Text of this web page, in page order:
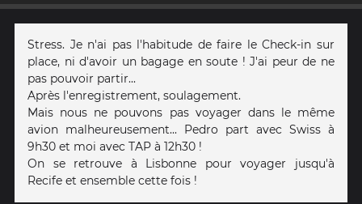
Stress. Je n'ai pas l'habitude de faire le Check-in sur
place, ni d'avoir un bagage en soute ! J'ai peur de ne
pas pouvoir partir...
Après l'enregistrement, soulagement.
Mais nous ne pouvons pas voyager dans le même
avion malheureusement... Pedro part avec Swiss à
9h30 et moi avec TAP à 12h30 !
On se retrouve à Lisbonne pour voyager jusqu'à
Recife et ensemble cette fois !